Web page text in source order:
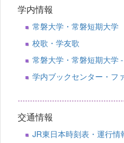
学内情報
常磐大学・常磐短期大学
校歌・学友歌
常磐大学・常磐短期大学
学内ブックセンター・フ
交通情報
JR東日本時刻表・運行情